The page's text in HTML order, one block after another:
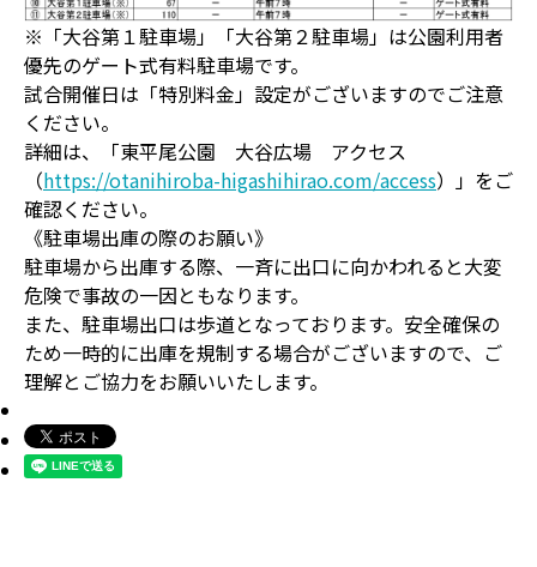
※「大谷第１駐車場」「大谷第２駐車場」は公園利用者
優先のゲート式有料駐車場です。
試合開催日は「特別料金」設定がございますのでご注意
ください。
詳細は、「東平尾公園 大谷広場 アクセス
（https://otanihiroba-higashihirao.com/access）」をご
確認ください。
《駐車場出庫の際のお願い》
駐車場から出庫する際、一斉に出口に向かわれると大変
危険で事故の一因ともなります。
また、駐車場出口は歩道となっております。安全確保の
ため一時的に出庫を規制する場合がございますので、ご
理解とご協力をお願いいたします。